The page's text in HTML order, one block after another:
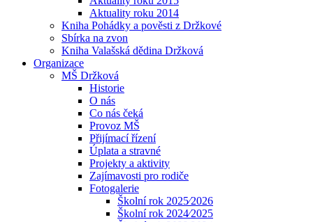
Aktuality roku 2014
Kniha Pohádky a pověsti z Držkové
Sbírka na zvon
Kniha Valašská dědina Držková
Organizace
MŠ Držková
Historie
O nás
Co nás čeká
Provoz MŠ
Přijímací řízení
Úplata a stravné
Projekty a aktivity
Zajímavosti pro rodiče
Fotogalerie
Školní rok 2025⁄2026
Školní rok 2024⁄2025